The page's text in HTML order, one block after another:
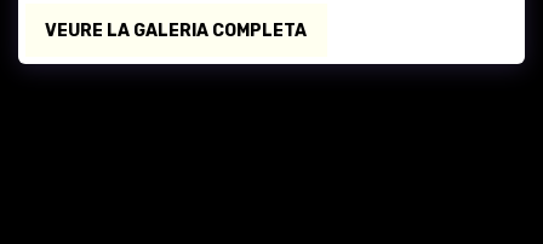
VEURE LA GALERIA COMPLETA